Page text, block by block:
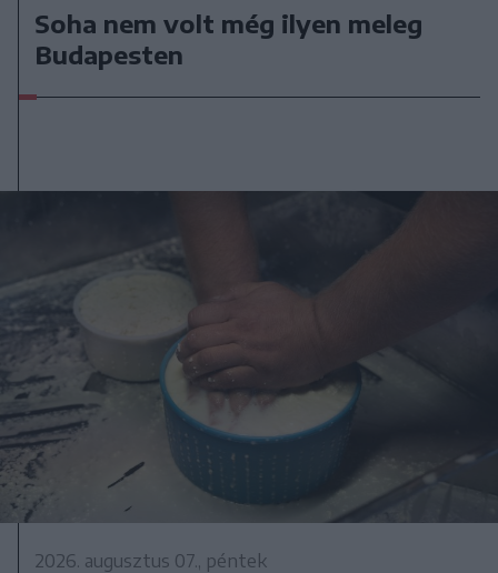
Soha nem volt még ilyen meleg
Budapesten
2026. augusztus 07., péntek